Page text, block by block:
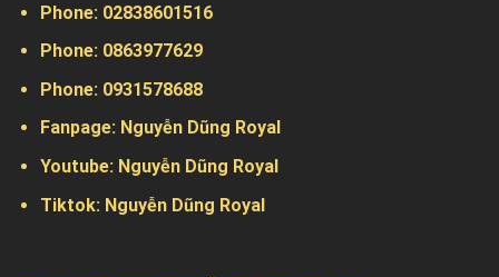
Phone: 02838601516
Phone: 0863977629
Phone: 0931578688
Fanpage: Nguyễn Dũng Royal
Youtube: Nguyễn Dũng Royal
Tiktok: Nguyễn Dũng Royal